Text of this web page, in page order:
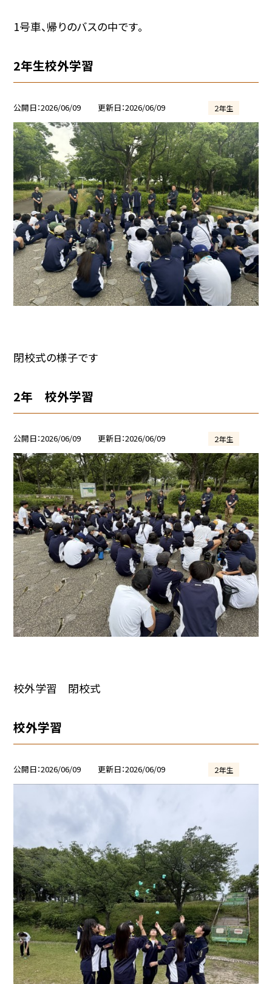
1号車、帰りのバスの中です。
2年生校外学習
公開日 2026/06/09 更新日 2026/06/09 ２年生
閉校式の様子です
2年 校外学習
公開日 2026/06/09 更新日 2026/06/09 ２年生
校外学習 閉校式
校外学習
公開日 2026/06/09 更新日 2026/06/09 ２年生